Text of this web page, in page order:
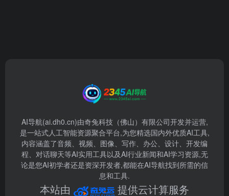
AI导航(ai.dh0.cn)由奇兔科技（佛山）有限公司开发并运营,
是一站式人工智能资源聚合平台,为您精选国内外优质AI工具,
内容涵盖了音频、视频、图像、写作、办公、设计、开发编
程、对话聊天等AI实用工具以及AI行业新闻和AI学习资源,无
论是您AI初学者还是资深开发者,都能在AI导航找到所需的信
息和工具.
本站由 提供云计算服务